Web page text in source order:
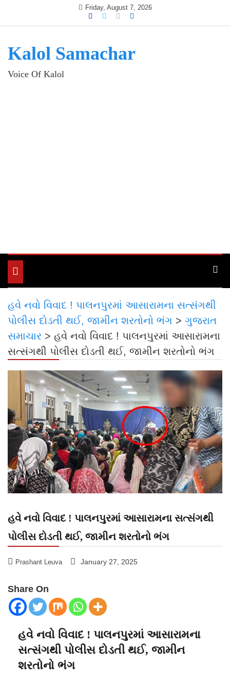
Friday, August 7, 2026
Kalol Samachar
Voice Of Kalol
Toggle
navigation
હવે નવો વિવાદ ! પાલનપુરમાં આસારામના સત્સંગથી
પોલીસ દોડતી થઈ, જામીન શરતોનો ભંગ > ગુજરાત
સમાચાર > હવે નવો વિવાદ ! પાલનપુરમાં આસારામના
સત્સંગથી પોલીસ દોડતી થઈ, જામીન શરતોનો ભંગ
હવે નવો વિવાદ ! પાલનપુરમાં આસારામના સત્સંગથી
પોલીસ દોડતી થઈ, જામીન શરતોનો ભંગ
Prashant Leuva January 27, 2025
Share On
હવે નવો વિવાદ ! પાલનપુરમાં આસારામના
સત્સંગથી પોલીસ દોડતી થઈ, જામીન
શરતોનો ભંગ